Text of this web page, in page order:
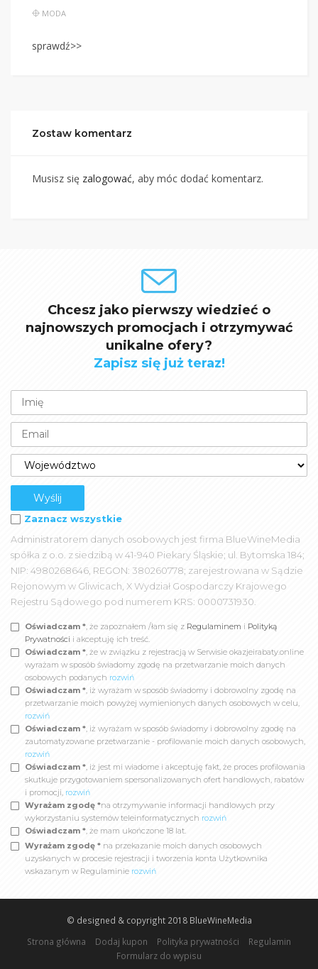
MODA
sprawdź>>
Zostaw komentarz
Musisz się zalogować, aby móc dodać komentarz.
Chcesz jako pierwszy wiedzieć o
najnowszych promocjach i otrzymywać
unikalne ofery?
Zapisz się już teraz!
Zaznacz wszystkie
Administratorem danych osobowych jest firma BlueWineMedia
spółka z o.o. z siedzibą w 41-940 Piekary Śląskie; ul. Bytomska 184;
NIP: 4980268646, REGON: 380260778; zarejestrowana w Sądzie
Rejonowym w Gliwicach, X Wydział Gospodarczy Krajowego
Rejestru Sądowego pod numerem KRS: 0000731930.
Oświadczam *, że zapoznałem /łam się z Regulaminem i Polityką
Prywatności i akceptuję ich treść.
Oświadczam *, że w związku z rejestracją w Serwisie okazjeirabaty.online
wyrażam w sposób świadomy zgodę na przetwarzanie moich danych
osobowych podanych rozwiń
Oświadczam *, iż wyrażam w sposób świadomy i dobrowolny zgodę na
przetwarzanie moich powyżej wymienionych danych osobowych w celu,
rozwiń
Oświadczam *, iż wyrażam w sposób świadomy i dobrowolny zgodę na
zautomatyzowane przetwarzanie - profilowanie moich danych osobowych,
rozwiń
Oświadczam *, iż jest mi wiadome i akceptuję fakt, że proces profilowania
skutkuje przygotowaniem spersonalizowanych ofert handlowych, rabatów
i promocji, rozwiń
Wyrażam zgodę *na otrzymywanie informacji handlowych przy
wykorzystaniu systemów teleinformatycznych rozwiń
Oświadczam *, że mam ukończone 18 lat.
Wyrażam zgodę * na przekazanie moich danych osobowych
uzyskanych w procesie rejestracji i tworzenia konta Użytkownika
wskazanym w Regulaminie rozwiń
© designed & copyright 2018 BlueWineMedia
Strona główna
Dodaj kupon Polityka prywatności
Regulamin
Formularz do wypisu